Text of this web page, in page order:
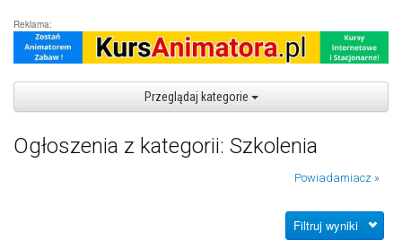
Reklama:
Przeglądaj kategorie
Ogłoszenia z kategorii: Szkolenia
Powiadamiacz »
Filtruj wyniki